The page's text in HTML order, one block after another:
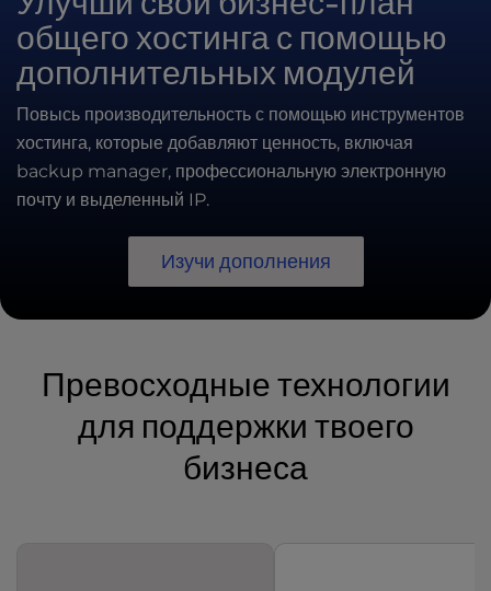
общего хостинга с помощью
дополнительных модулей
Повысь производительность с помощью инструментов
хостинга, которые добавляют ценность, включая
backup manager, профессиональную электронную
почту и выделенный IP.
Изучи дополнения
Превосходные технологии
для поддержки твоего
бизнеса